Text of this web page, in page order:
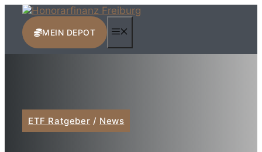
Zum
Inhalt
springenMEIN DEPOT
ETF Ratgeber / News